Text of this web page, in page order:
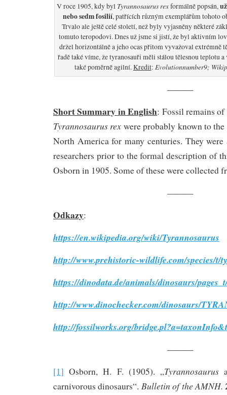
V roce 1905, kdy byl Tyrannosaurus rexformálně popsán,
nebo sedm fosilií, patřících různým exemplářům tohoto
Trvalo ale ještě celé století, než byly vyjasněny některé
tomuto teropodovi. Dnes už jsme si jistí, že byl aktivním
držel horizontálně a jeho ocas přitom vyvažoval extrémně
řadě také víme, že tyranosauři měli stálou tělesnou teplotu
také poměrně agilní.Kredit: Evolutionnumber9;
———
Short Summary in English: Fossil remains
Tyrannosaurus rex were probably known to
North America for many centuries. They
researchers prior to the formal description of
Osborn in 1905. Some of these were collected
———
Odkazy:
https://en.wikipedia.org/wiki/Tyrannosaurus
http://www.prehistoric-wildlife.com/species/t/
https://dinodata.de/animals/dinosaurs/
http://www.dinochecker.com/dinosaurs/
http://fossilworks.org/
———
[1] Osborn, H. F. (1905). „Tyrannosaurus
carnivorous dinosaurs“. Bulletin of the AMNH.